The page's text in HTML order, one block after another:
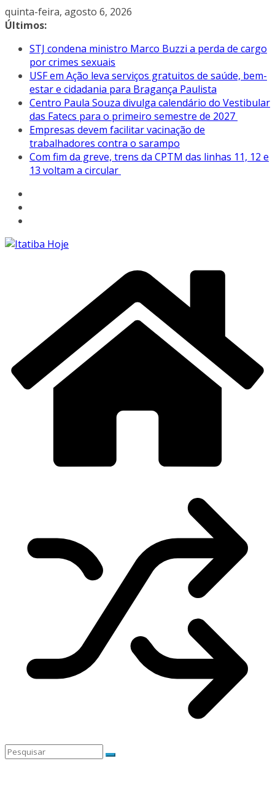
Pular
para
conteúdo
quinta-feira, agosto 6, 2026
Últimos:
STJ condena ministro Marco Buzzi a perda de cargo
por crimes sexuais
USF em Ação leva serviços gratuitos de saúde, bem-
estar e cidadania para Bragança Paulista
Centro Paula Souza divulga calendário do Vestibular
das Fatecs para o primeiro semestre de 2027
Empresas devem facilitar vacinação de
trabalhadores contra o sarampo
Com fim da greve, trens da CPTM das linhas 11, 12 e
13 voltam a circular